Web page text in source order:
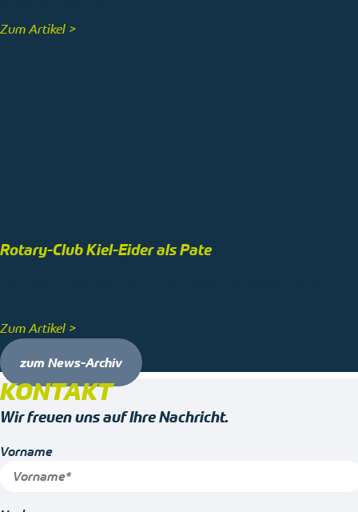
Zum Artikel >
Rotary-Club Kiel-Eider als Pate
Zum Artikel >
zum News-Archiv
KONTAKT
Wir freuen uns auf Ihre Nachricht.
Vorname